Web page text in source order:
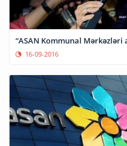
“ASAN Kommunal Mərkəzləri
16-09-2016